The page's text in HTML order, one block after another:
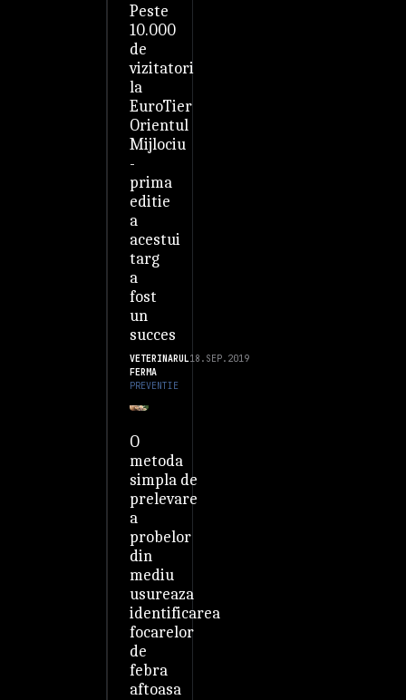
Peste
10.000
de
vizitatori
la
EuroTier
Orientul
Mijlociu
-
prima
editie
a
acestui
targ
a
fost
un
succes
VETERINARUL
FERMA
18.SEP.2019
PREVENTIE
O
metoda
simpla de
prelevare
a
probelor
din
mediu
usureaza
identificarea
focarelor
de
febra
aftoasa